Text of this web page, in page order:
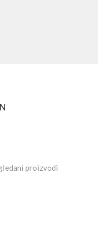
proizvodi